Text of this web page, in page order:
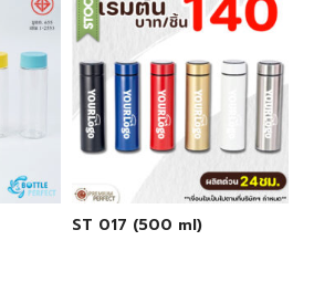
ST 017 (500 ml)